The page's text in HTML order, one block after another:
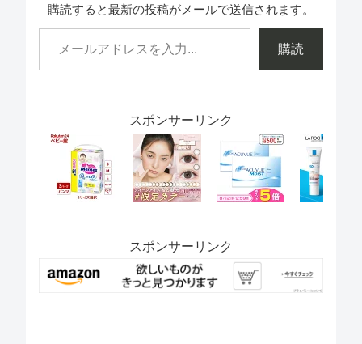
購読すると最新の投稿がメールで送信されます。
購読
スポンサーリンク
スポンサーリンク